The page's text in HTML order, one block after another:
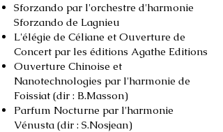
Sforzando par l'orchestre d'harmonie
Sforzando de Lagnieu
L'élégie de Céliane et Ouverture de
Concert par les éditions Agathe Editions
Ouverture Chinoise et
Nanotechnologies par l'harmonie de
Foissiat (dir : B.Masson)
Parfum Nocturne par l'harmonie
Vénusta (dir : S.Nosjean)